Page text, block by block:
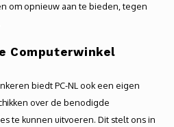
om opnieuw aan te bieden, tegen
Computerwinkel
biedt PC-NL ook een eigen
over de benodigde
te kunnen uitvoeren. Dit stelt ons in